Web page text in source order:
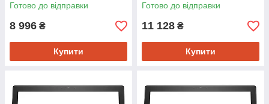
Готово до відправки
8 996 ₴
Купити
Готово до відправки
11 128 ₴
Купити